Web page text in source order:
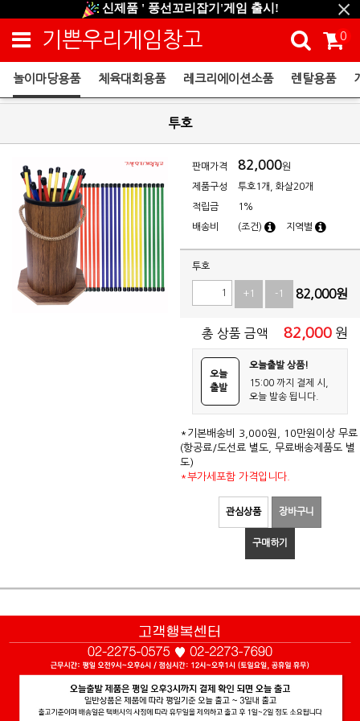
신제품 ' 풍선꼬리잡기'게임 출시!
신규회원 HAPPY EVENT 적립금 5,000원 증정
❤ 신제품 ' 컬링&볼링 ' 출시! ❤
기쁜우리게임창고 0
놀이마당용품 체육대회용품 레크리에이션소품 렌탈용품
투호
판매가격 82,000원
제품구성 투호1개, 화살20개
적립금 1%
배송비 (조건) 지역별
투호
+1 -1 82,000원
총 상품 금액 82,000 원
오늘
출발
오늘출발 상품!
15:00 까지 결제 시,
오늘 발송 됩니다.
*기본배송비 3,000원, 10만원이상 무료
(항공료/도선료 별도, 무료배송제품도 별
도)
*부가세포함 가격입니다.
관심상품 장바구니
구매하기